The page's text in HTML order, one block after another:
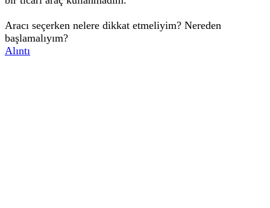
Aracı seçerken nelere dikkat etmeliyim? Nereden
başlamalıyım?
Alıntı